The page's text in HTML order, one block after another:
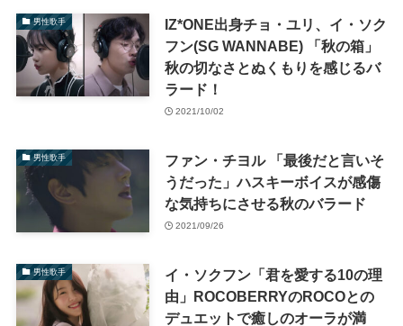
男性歌手
IZ*ONE出身チョ・ユリ、イ・ソク
フン(SG WANNABE) 「秋の箱」
秋の切なさとぬくもりを感じるバ
ラード！
2021/10/02
男性歌手
ファン・チヨル 「最後だと言いそ
うだった」ハスキーボイスが感傷
な気持ちにさせる秋のバラード
2021/09/26
男性歌手
イ・ソクフン「君を愛する10の理
由」ROCOBERRYのROCOとの
デュエットで癒しのオーラが満